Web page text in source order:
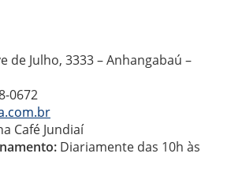
de Julho, 3333 – Anhangabaú –
0672
Café Jundiaí
Diariamente das 10h às